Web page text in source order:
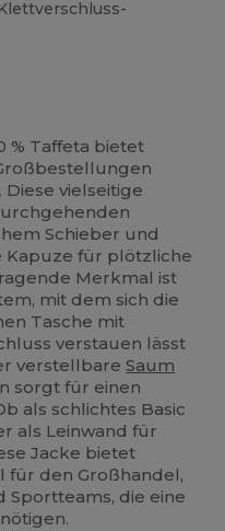
% Taffeta bietet
vielseitige
Schieber und
Kapuze für plötzliche
Merkmal ist
mit dem sich die
Tasche mit
verstauen lässt
verstellbareSaum
sorgt für einen
als schlichtes Basic
als Leinwand für
Jacke bietet
für den Großhandel,
die eine